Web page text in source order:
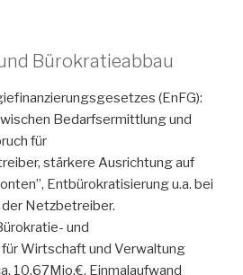
Bürokratieabbau
(EnFG):
Bedarfsermittlung und
für
stärkere Ausrichtung auf
Entbürokratisierung u.a. bei
Netzbetreiber.
und
Wirtschaft und Verwaltung
10,67Mio.€, Einmalaufwand